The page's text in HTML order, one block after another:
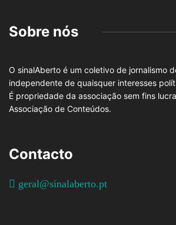
Sobre nós
O sinalAberto é um coletivo de jornalismo
independente de quaisquer interesses
É propriedade da associação sem fins
Associação de Conteúdos.
Contacto
geral@sinalaberto.pt